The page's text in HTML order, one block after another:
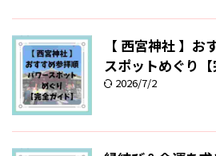
【 西宮神社 】
スポットめぐり【
2026/7/2